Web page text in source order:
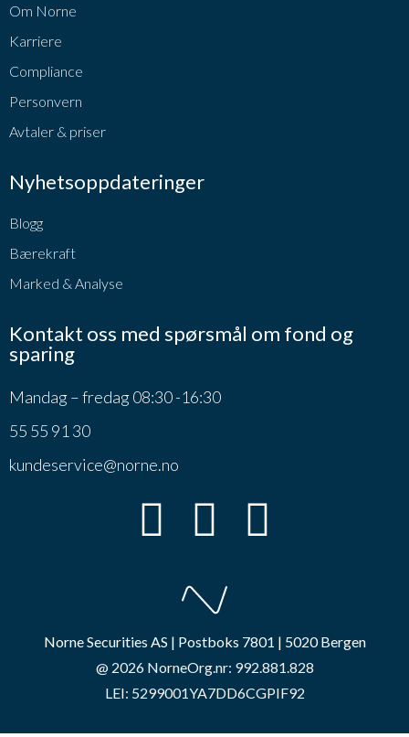
Om Norne
Karriere
Compliance
Personvern
Avtaler & priser
Nyhetsoppdateringer
Blogg
Bærekraft
Marked & Analyse
Kontakt oss med spørsmål om fond og
sparing
Mandag – fredag 08:30 -16:30
55 55 91 30
kundeservice@norne.no
Norne Securities AS | Postboks 7801 | 5020 Bergen
@ 2026 NorneOrg.nr: 992.881.828
LEI: 5299001YA7DD6CGPIF92